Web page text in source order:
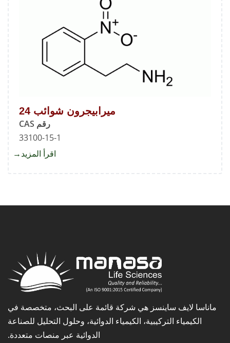
ميرابيجرون شوائب 24
رقم CAS
33100-15-1
اقرأ المزيد
ماناسا لايف ساينسز هي شركة قائمة على البحث، متخصصة في
الكيمياء التركيبية، الكيمياء الدوائية، وحلول التحليل للصناعة
الدوائية عبر منصات متعددة.